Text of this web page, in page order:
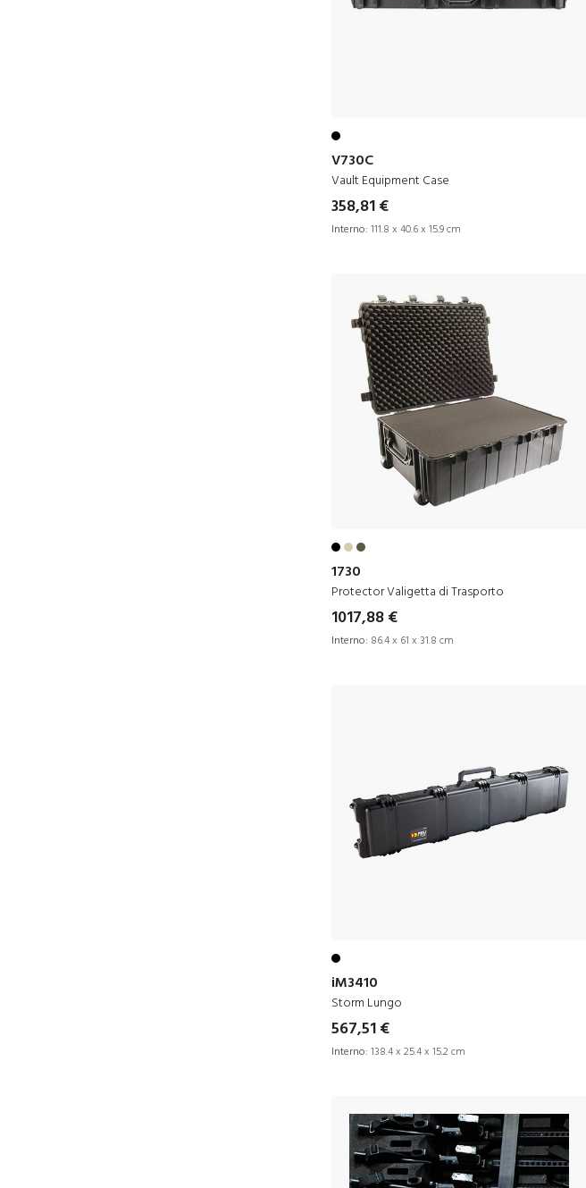
V730C
Vault Equipment Case
358,81 €
Interno: 111.8 x 40.6 x 15.9 cm
1730
Protector Valigetta di Trasporto
1017,88 €
Interno: 86.4 x 61 x 31.8 cm
iM3410
Storm Lungo
567,51 €
Interno: 138.4 x 25.4 x 15.2 cm